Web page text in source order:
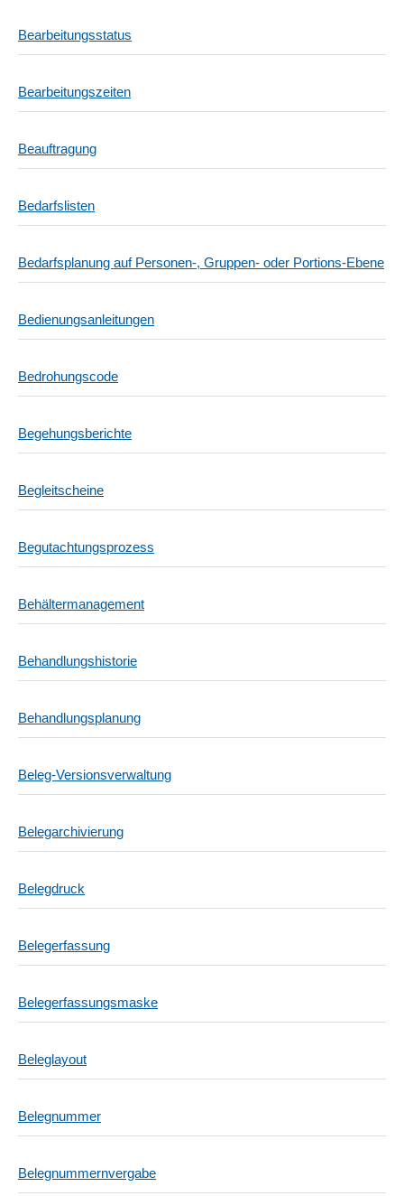
Bearbeitungsstatus
Bearbeitungszeiten
Beauftragung
Bedarfslisten
Bedarfsplanung auf Personen-, Gruppen- oder Portions-Ebene
Bedienungsanleitungen
Bedrohungscode
Begehungsberichte
Begleitscheine
Begutachtungsprozess
Behältermanagement
Behandlungshistorie
Behandlungsplanung
Beleg-Versionsverwaltung
Belegarchivierung
Belegdruck
Belegerfassung
Belegerfassungsmaske
Beleglayout
Belegnummer
Belegnummernvergabe